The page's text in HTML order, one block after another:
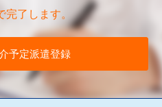
了します。
予定派遣登録